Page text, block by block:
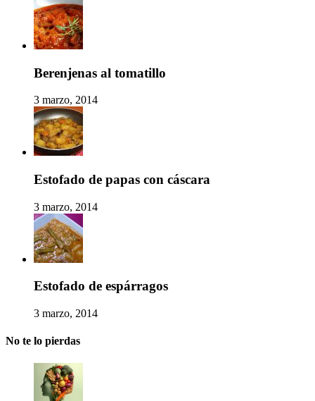
Berenjenas al tomatillo
3 marzo, 2014
Estofado de papas con cáscara
3 marzo, 2014
Estofado de espárragos
3 marzo, 2014
No te lo pierdas